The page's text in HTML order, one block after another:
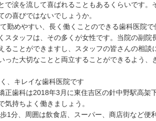
で涙を流して喜ばれることもあるくらいです
の喜びではないでしょうか。
勤めやすい、長く働くことのできる歯科医院で
スタッフは、その多くが女性です。当院の副
ることができますし、スタッフの皆さんの相談
った大切なことと両立することができるよう
、キレイな歯科医院です
正歯科は2018年3月に東住吉区の針中野駅高架
気持ちよく働きましょう。
1分、周囲は飲食店、スーパー、商店街など便